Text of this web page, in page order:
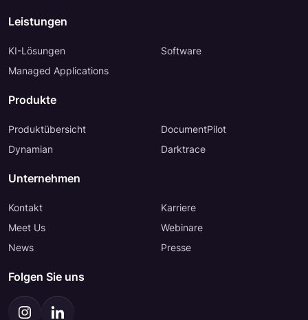
Leistungen
KI-Lösungen
Software
Managed Applications
Produkte
Produktübersicht
DocumentPilot
Dynamian
Darktrace
Unternehmen
Kontakt
Karriere
Meet Us
Webinare
News
Presse
Folgen Sie uns